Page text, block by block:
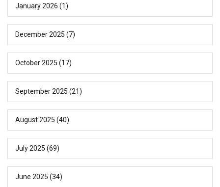
January 2026 (1)
December 2025 (7)
October 2025 (17)
September 2025 (21)
August 2025 (40)
July 2025 (69)
June 2025 (34)